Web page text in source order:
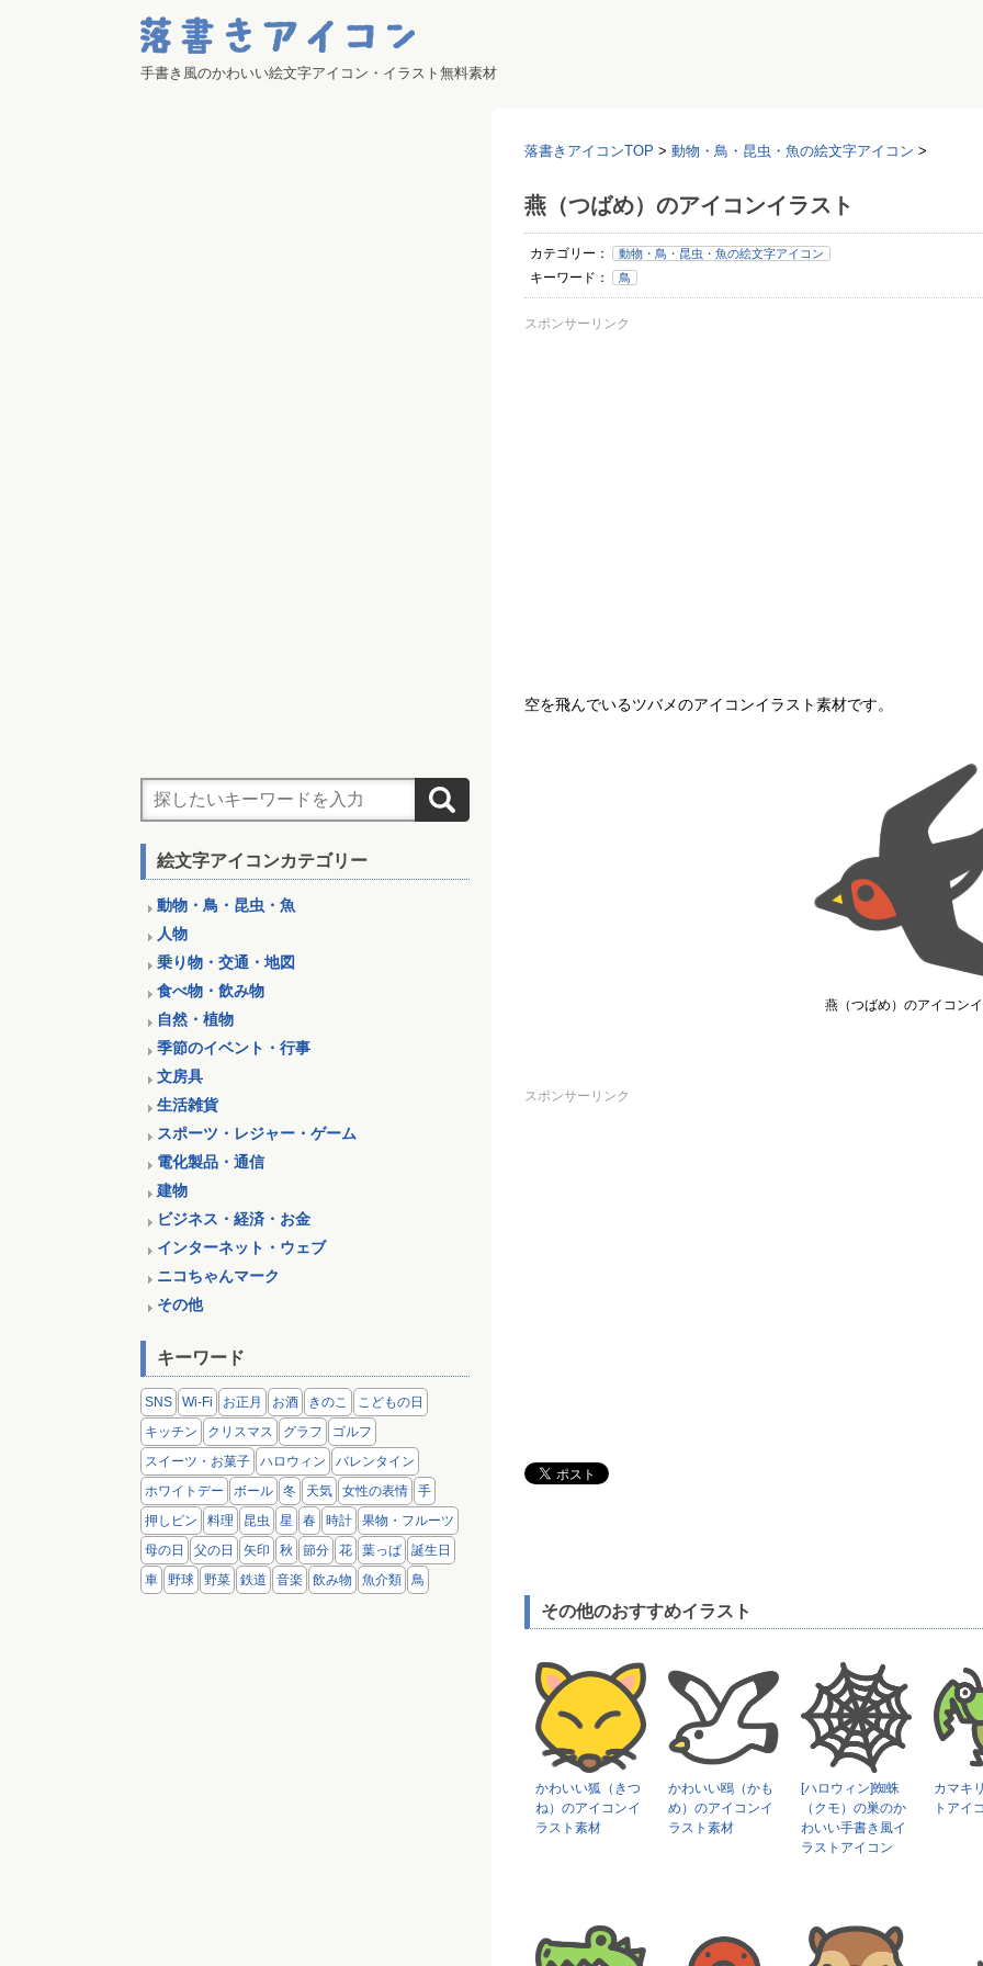
手書き風のかわいい絵文字アイコン・イラスト無料素材
落書きアイコンTOP > 動物・鳥・昆虫・魚の絵文字アイコン >
燕（つばめ）のアイコンイラスト
カテゴリー： 動物・鳥・昆虫・魚の絵文字アイコン
キーワード： 鳥
スポンサーリンク
空を飛んでいるツバメのアイコンイラスト素材です。
燕（つばめ）のアイコン
スポンサーリンク
その他のおすすめイラスト
かわいい狐（きつ
ね）のアイコンイ
ラスト素材
かわいい鴎（かも
め）のアイコンイ
ラスト素材
[ハロウィン]蜘蛛
（クモ）の巣のか
わいい手書き風イ
ラストアイコン
カマキ
トアイ
絵文字アイコンカテゴリー
動物・鳥・昆虫・魚
人物
乗り物・交通・地図
食べ物・飲み物
自然・植物
季節のイベント・行事
文房具
生活雑貨
スポーツ・レジャー・ゲーム
電化製品・通信
建物
ビジネス・経済・お金
インターネット・ウェブ
ニコちゃんマーク
その他
キーワード
SNS Wi-Fi お正月 お酒 きのこ
こどもの日
キッチン
クリスマス グラフ
ゴルフ
スイーツ・お菓子
ハロウィン
バレンタイン
ホワイトデー
ボール 冬 天気 女性の表情
手
押しピン
料理 昆虫 星 春 時計
果物・フルーツ
母の日
父の日 矢印 秋 節分 花 葉っぱ
誕生日
車
野球 野菜 鉄道 音楽 飲み物 魚介類 鳥